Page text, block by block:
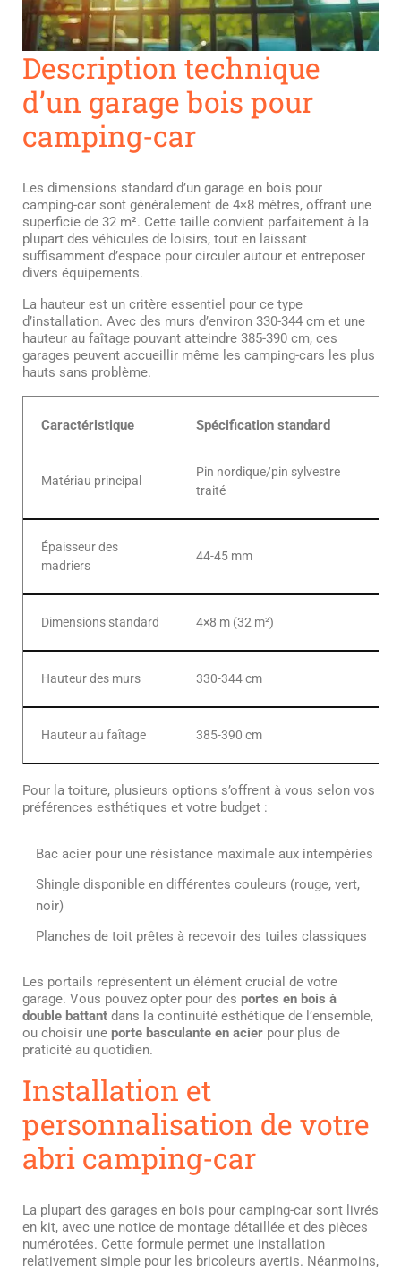
Description technique
d’un garage bois pour
camping-car
Les dimensions standard d’un garage en bois pour
camping-car sont généralement de 4×8 mètres, offrant une
superficie de 32 m². Cette taille convient parfaitement à la
plupart des véhicules de loisirs, tout en laissant
suffisamment d’espace pour circuler autour et entreposer
divers équipements.
La hauteur est un critère essentiel pour ce type
d’installation. Avec des murs d’environ 330-344 cm et une
hauteur au faîtage pouvant atteindre 385-390 cm, ces
garages peuvent accueillir même les camping-cars les plus
hauts sans problème.
Caractéristique Spécification standard
Matériau principal
Pin nordique/pin sylvestre
traité
Épaisseur des
madriers
44-45 mm
Dimensions standard 4×8 m (32 m²)
Hauteur des murs 330-344 cm
Hauteur au faîtage 385-390 cm
Pour la toiture, plusieurs options s’offrent à vous selon vos
préférences esthétiques et votre budget :
Bac acier pour une résistance maximale aux intempéries
Shingle disponible en différentes couleurs (rouge, vert,
noir)
Planches de toit prêtes à recevoir des tuiles classiques
Les portails représentent un élément crucial de votre
garage. Vous pouvez opter pour des portes en bois à
double battant dans la continuité esthétique de l’ensemble,
ou choisir une porte basculante en acier pour plus de
praticité au quotidien.
Installation et
personnalisation de votre
abri camping-car
La plupart des garages en bois pour camping-car sont livrés
en kit, avec une notice de montage détaillée et des pièces
numérotées. Cette formule permet une installation
relativement simple pour les bricoleurs avertis. Néanmoins,